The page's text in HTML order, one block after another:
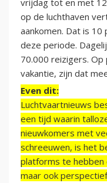
vrijdag tot en met
op de luchthaven
aankomen. Dat is
deze periode.
70.000 reizigers. Op
vakantie, zijn dat
Even dit:
Luchtvaartnieuws
een tijd waarin
nieuwkomers met
schreeuwen, is het
platforms te hebben
maar ook